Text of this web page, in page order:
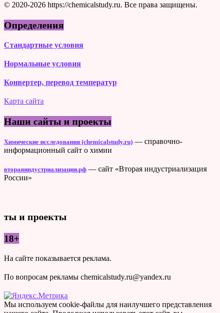
© 2020-2026 https://chemicalstudy.ru. Все права защищены.
Определения
Стандартные условия
Нормальные условия
Конвертер, перевод температур
Карта сайта
Наши сайты и проекты
Химические исследования (chemicalstudy.ru) — справочно-
информационный сайт о химии
втораяиндустриализация.рф — сайт «Вторая индустриализация
России»
ты и проекты
18+
На сайте показывается реклама.
По вопросам рекламы chemicalstudy.ru@yandex.ru
Мы используем cookie-файлы для наилучшего представления